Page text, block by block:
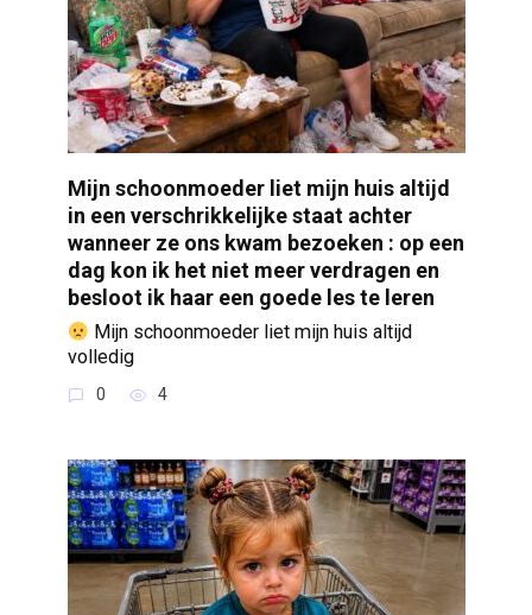
Mijn schoonmoeder liet mijn huis altijd
in een verschrikkelijke staat achter
wanneer ze ons kwam bezoeken : op een
dag kon ik het niet meer verdragen en
besloot ik haar een goede les te leren
Mijn schoonmoeder liet mijn huis altijd
volledig
0 4